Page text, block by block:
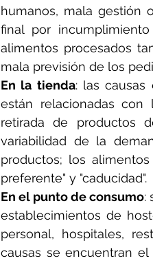
humanos, mala gestión
final por
alimentos procesados
mala previsión de los
En la tienda: las causas
están relacionadas
retirada de productos
variabilidad de la
productos; los
preferente" y "caducidad".
En el punto de consumo:
establecimientos de
personal, hospitales,
causas se encuentran